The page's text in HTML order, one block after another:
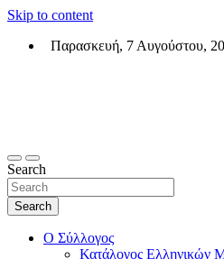
Skip to content
Παρασκευή, 7 Αυγούστου,
Search
Search
Ο Σύλλογος
Κατάλογος Ελληνικών